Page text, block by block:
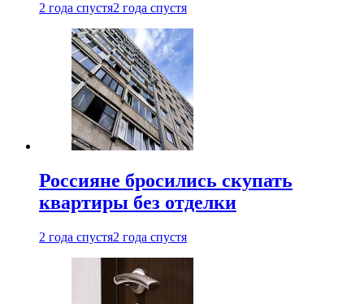
2 года спустя2 года спустя
Россияне бросились скупать
квартиры без отделки
2 года спустя2 года спустя